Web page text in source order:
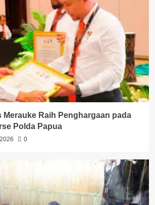
Merauke Raih Penghargaan pada
Polda Papua
0